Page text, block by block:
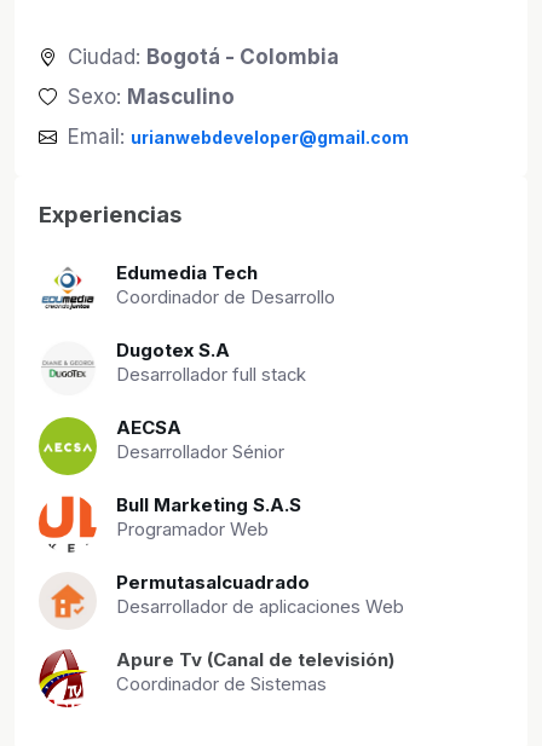
Ciudad: Bogotá - Colombia
Sexo: Masculino
Email: urianwebdeveloper@gmail.com
Experiencias
Edumedia Tech
Coordinador de Desarrollo
Dugotex S.A
Desarrollador full stack
AECSA
Desarrollador Sénior
Bull Marketing S.A.S
Programador Web
Permutasalcuadrado
Desarrollador de aplicaciones Web
Apure Tv (Canal de televisión)
Coordinador de Sistemas